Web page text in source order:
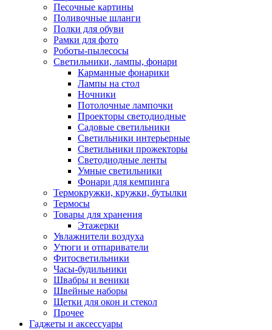
Песочные картины
Поливочные шланги
Полки для обуви
Рамки для фото
Роботы-пылесосы
Светильники, лампы, фонари
Карманные фонарики
Лампы на стол
Ночники
Потолочные лампочки
Проекторы светодиодные
Садовые светильники
Светильники интерьерные
Светильники прожекторы
Светодиодные ленты
Умные светильники
Фонари для кемпинга
Термокружки, кружки, бутылки
Термосы
Товары для хранения
Этажерки
Увлажнители воздуха
Утюги и отпариватели
Фитосветильники
Часы-будильники
Швабры и веники
Швейные наборы
Щетки для окон и стекол
Прочее
Гаджеты и аксессуары